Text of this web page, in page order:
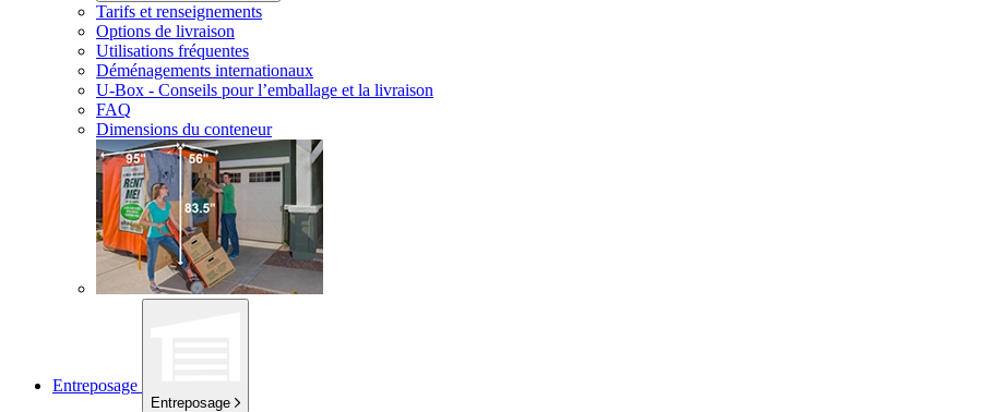
Tarifs et renseignements
Options de livraison
Utilisations fréquentes
Déménagements internationaux
U-Box - Conseils pour l’emballage et la livraison
FAQ
Dimensions du conteneur
Entreposage
Entreposage